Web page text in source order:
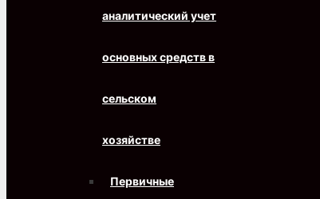
аналитический учет
основных средств в
сельском
хозяйстве
Первичные